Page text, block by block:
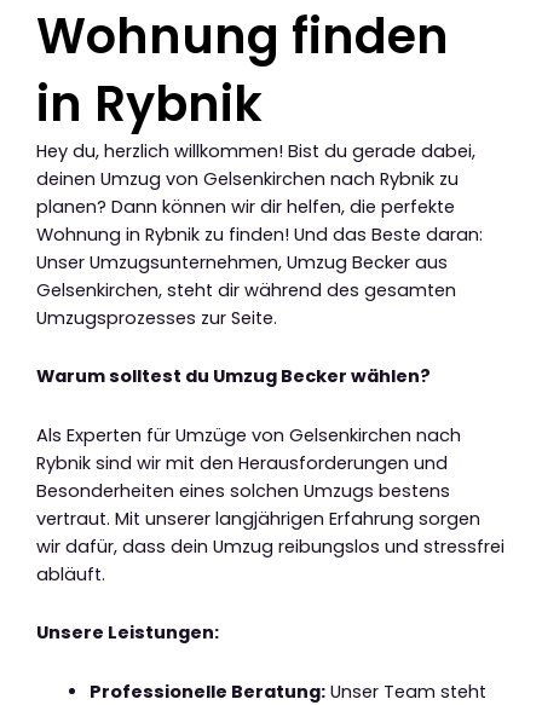
Wohnung finden
in Rybnik
Hey du, herzlich willkommen! Bist du gerade dabei,
deinen Umzug von Gelsenkirchen nach Rybnik zu
planen? Dann können wir dir helfen, die perfekte
Wohnung in Rybnik zu finden! Und das Beste daran:
Unser Umzugsunternehmen, Umzug Becker aus
Gelsenkirchen, steht dir während des gesamten
Umzugsprozesses zur Seite.
Warum solltest du Umzug Becker wählen?
Als Experten für Umzüge von Gelsenkirchen nach
Rybnik sind wir mit den Herausforderungen und
Besonderheiten eines solchen Umzugs bestens
vertraut. Mit unserer langjährigen Erfahrung sorgen
wir dafür, dass dein Umzug reibungslos und stressfrei
abläuft.
Unsere Leistungen:
Professionelle Beratung:Unser Team steht